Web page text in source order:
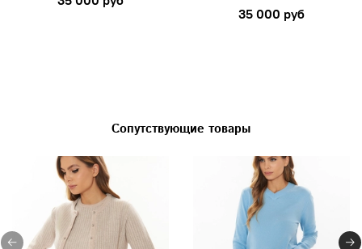
35 000 руб
Сопутствующие товары